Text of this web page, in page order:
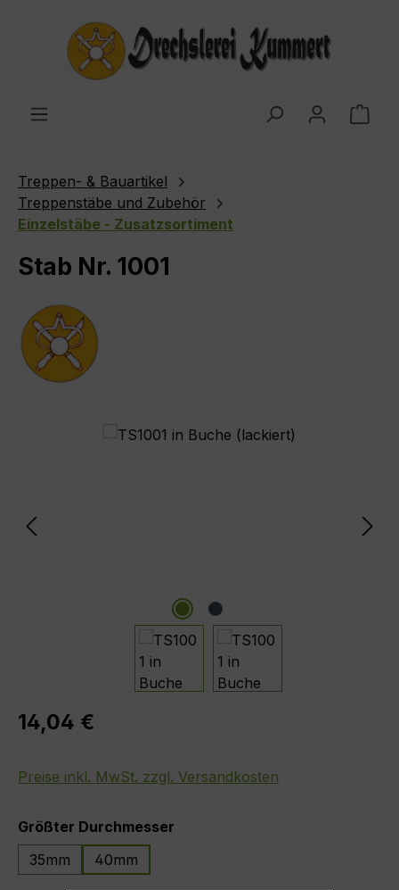
Zum Hauptinhalt springen
Treppen- & Bauartikel
Treppenstäbe und Zubehör
Einzelstäbe - Zusatzsortiment
Stab Nr. 1001
Bildergalerie überspringen
Regulärer Preis:
14,04 €
Preise inkl. MwSt. zzgl. Versandkosten
Größter Durchmesser
35mm
40mm